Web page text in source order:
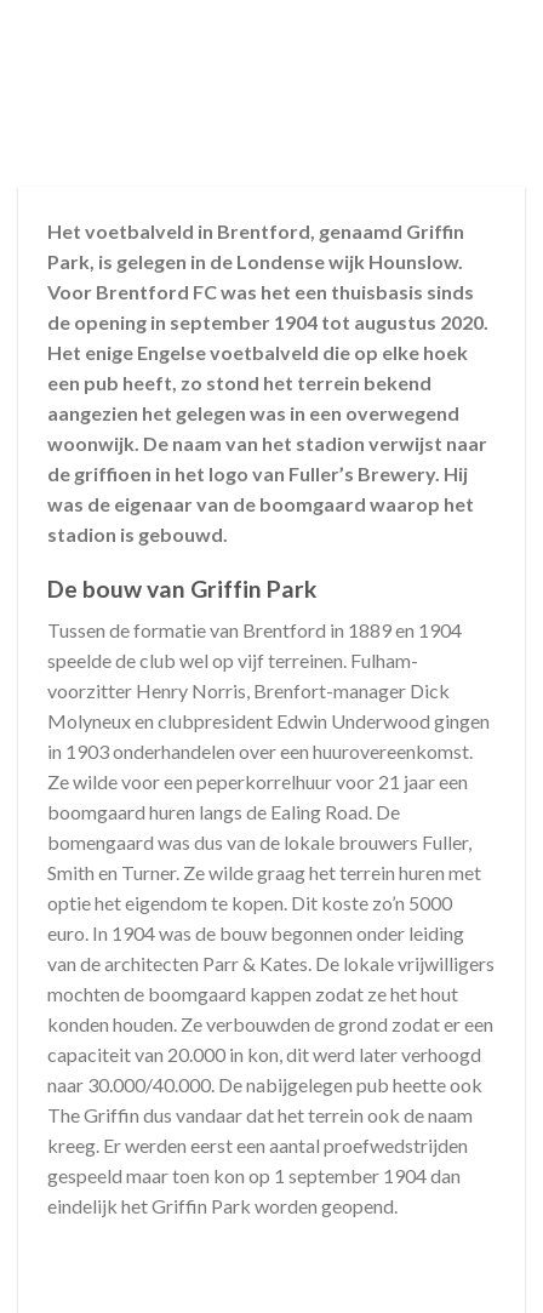
Het voetbalveld in Brentford, genaamd Griffin
Park, is gelegen in de Londense wijk Hounslow.
Voor Brentford FC was het een thuisbasis sinds
de opening in september 1904 tot augustus 2020.
Het enige Engelse voetbalveld die op elke hoek
een pub heeft, zo stond het terrein bekend
aangezien het gelegen was in een overwegend
woonwijk. De naam van het stadion verwijst naar
de griffioen in het logo van Fuller’s Brewery. Hij
was de eigenaar van de boomgaard waarop het
stadion is gebouwd.
De bouw van Griffin Park
Tussen de formatie van Brentford in 1889 en 1904
speelde de club wel op vijf terreinen. Fulham-
voorzitter Henry Norris, Brenfort-manager Dick
Molyneux en clubpresident Edwin Underwood gingen
in 1903 onderhandelen over een huurovereenkomst.
Ze wilde voor een peperkorrelhuur voor 21 jaar een
boomgaard huren langs de Ealing Road. De
bomengaard was dus van de lokale brouwers Fuller,
Smith en Turner. Ze wilde graag het terrein huren met
optie het eigendom te kopen. Dit koste zo’n 5000
euro. In 1904 was de bouw begonnen onder leiding
van de architecten Parr & Kates. De lokale vrijwilligers
mochten de boomgaard kappen zodat ze het hout
konden houden. Ze verbouwden de grond zodat er een
capaciteit van 20.000 in kon, dit werd later verhoogd
naar 30.000/40.000. De nabijgelegen pub heette ook
The Griffin dus vandaar dat het terrein ook de naam
kreeg. Er werden eerst een aantal proefwedstrijden
gespeeld maar toen kon op 1 september 1904 dan
eindelijk het Griffin Park worden geopend.